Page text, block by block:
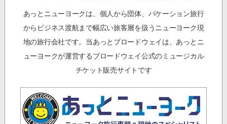
あっとニューヨークは、個人から団体、バケーション旅行
からビジネス渡航まで幅広い旅客層を扱うニューヨーク現
地の旅行会社です。当あっとブロードウェイは、あっとニ
ューヨークが運営するブロードウェイ公式のミュージカル
チケット販売サイトです